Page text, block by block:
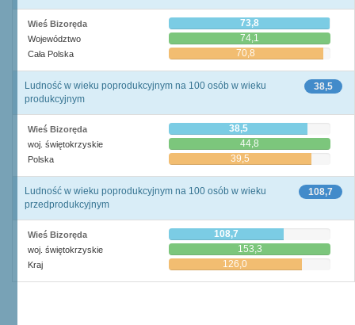
Wieś Bizoręda 73,8
Województwo 74,1
Cała Polska 70,8
38,5
Ludność w wieku poprodukcyjnym na 100 osób w wieku
produkcyjnym
Wieś Bizoręda 38,5
woj. świętokrzyskie 44,8
Polska 39,5
108,7
Ludność w wieku poprodukcyjnym na 100 osób w wieku
przedprodukcyjnym
Wieś Bizoręda 108,7
woj. świętokrzyskie 153,3
Kraj 126,0